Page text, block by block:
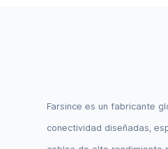
Farsince es un fabricante
conectividad diseñadas,